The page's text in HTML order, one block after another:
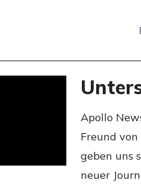
Apollo
Freund
geben uns
neuer